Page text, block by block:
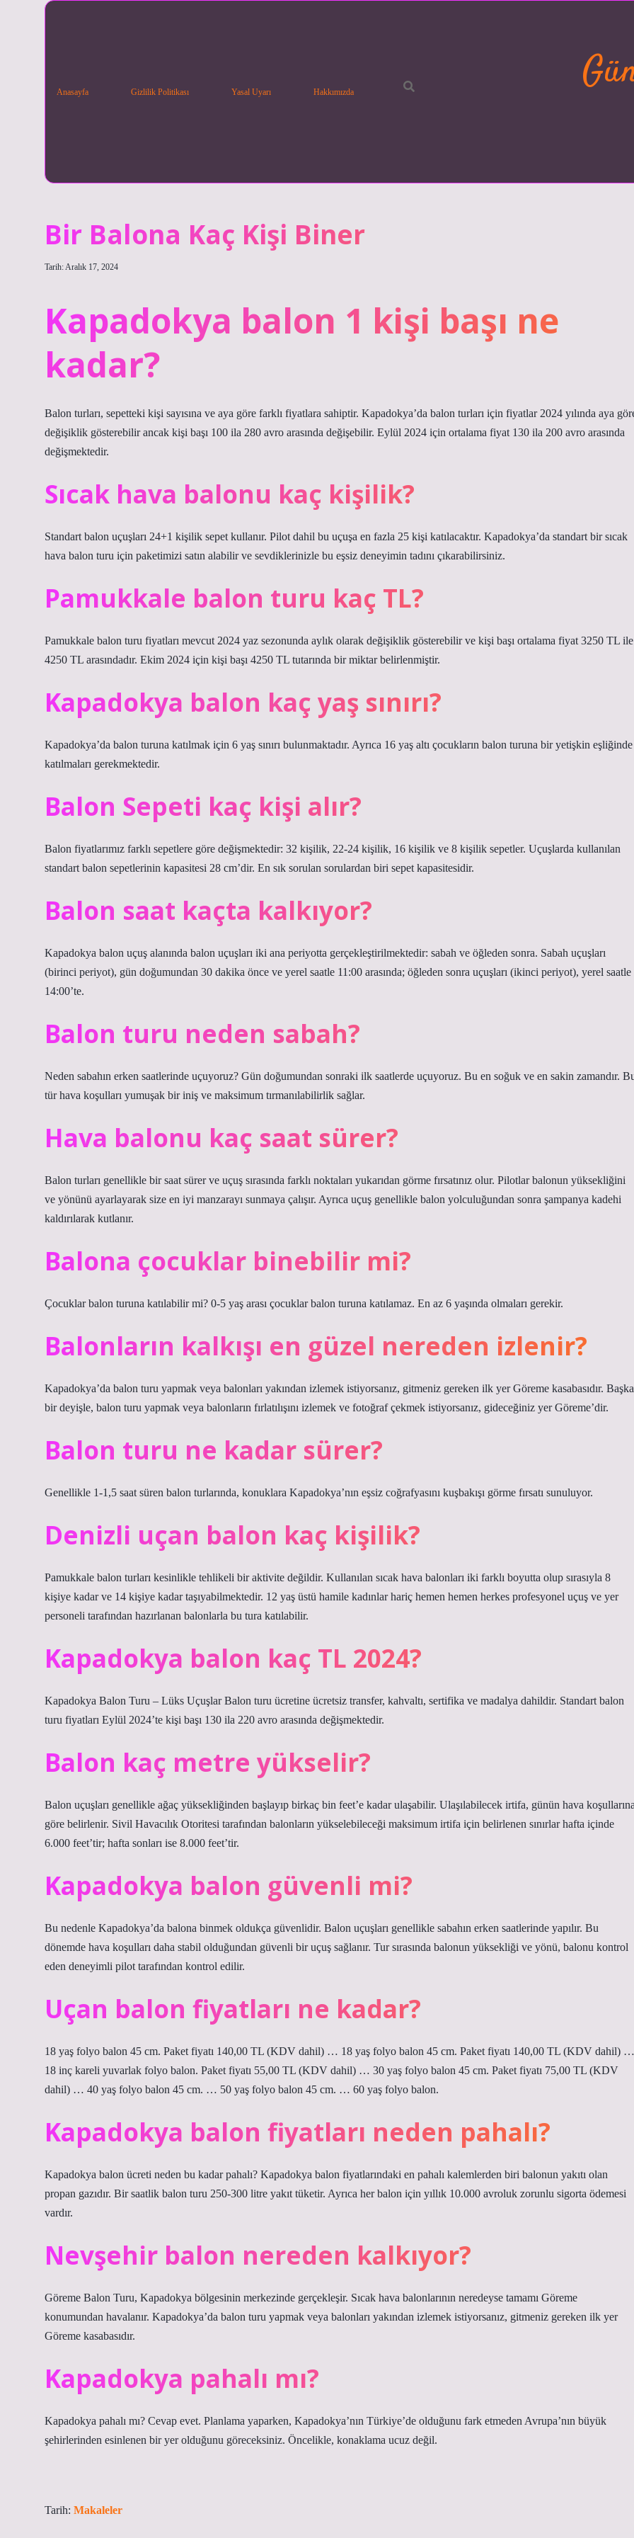
Anasayfa Gizlilik Politikası Yasal Uyarı Hakkımızda
Bir Balona Kaç Kişi Biner
Tarih: Aralık 17, 2024
Kapadokya balon 1 kişi başı ne
kadar?
Balon turları, sepetteki kişi sayısına ve aya göre farklı fiyatlara sahiptir. Kapadokya’da balon turları için fiyatlar 2024 yılında aya
değişiklik gösterebilir ancak kişi başı 100 ila 280 avro arasında değişebilir. Eylül 2024 için ortalama fiyat 130 ila 200 avro arasında
değişmektedir.
Sıcak hava balonu kaç kişilik?
Standart balon uçuşları 24+1 kişilik sepet kullanır. Pilot dahil bu uçuşa en fazla 25 kişi katılacaktır. Kapadokya’da standart bir sıcak
hava balon turu için paketimizi satın alabilir ve sevdiklerinizle bu eşsiz deneyimin tadını çıkarabilirsiniz.
Pamukkale balon turu kaç TL?
Pamukkale balon turu fiyatları mevcut 2024 yaz sezonunda aylık olarak değişiklik gösterebilir ve kişi başı ortalama fiyat 3250 TL ile
4250 TL arasındadır. Ekim 2024 için kişi başı 4250 TL tutarında bir miktar belirlenmiştir.
Kapadokya balon kaç yaş sınırı?
Kapadokya’da balon turuna katılmak için 6 yaş sınırı bulunmaktadır. Ayrıca 16 yaş altı çocukların balon turuna bir yetişkin eşliğinde
katılmaları gerekmektedir.
Balon Sepeti kaç kişi alır?
Balon fiyatlarımız farklı sepetlere göre değişmektedir: 32 kişilik, 22-24 kişilik, 16 kişilik ve 8 kişilik sepetler. Uçuşlarda kullanılan
standart balon sepetlerinin kapasitesi 28 cm’dir. En sık sorulan sorulardan biri sepet kapasitesidir.
Balon saat kaçta kalkıyor?
Kapadokya balon uçuş alanında balon uçuşları iki ana periyotta gerçekleştirilmektedir: sabah ve öğleden sonra. Sabah uçuşları
(birinci periyot), gün doğumundan 30 dakika önce ve yerel saatle 11:00 arasında; öğleden sonra uçuşları (ikinci periyot), yerel saatle
14:00’te.
Balon turu neden sabah?
Neden sabahın erken saatlerinde uçuyoruz? Gün doğumundan sonraki ilk saatlerde uçuyoruz. Bu en soğuk ve en sakin zamandır.
tür hava koşulları yumuşak bir iniş ve maksimum tırmanılabilirlik sağlar.
Hava balonu kaç saat sürer?
Balon turları genellikle bir saat sürer ve uçuş sırasında farklı noktaları yukarıdan görme fırsatınız olur. Pilotlar balonun yüksekliğini
ve yönünü ayarlayarak size en iyi manzarayı sunmaya çalışır. Ayrıca uçuş genellikle balon yolculuğundan sonra şampanya kadehi
kaldırılarak kutlanır.
Balona çocuklar binebilir mi?
Çocuklar balon turuna katılabilir mi? 0-5 yaş arası çocuklar balon turuna katılamaz. En az 6 yaşında olmaları gerekir.
Balonların kalkışı en güzel nereden izlenir?
Kapadokya’da balon turu yapmak veya balonları yakından izlemek istiyorsanız, gitmeniz gereken ilk yer Göreme kasabasıdır. Başka
bir deyişle, balon turu yapmak veya balonların fırlatılışını izlemek ve fotoğraf çekmek istiyorsanız, gideceğiniz yer Göreme’dir.
Balon turu ne kadar sürer?
Genellikle 1-1,5 saat süren balon turlarında, konuklara Kapadokya’nın eşsiz coğrafyasını kuşbakışı görme fırsatı sunuluyor.
Denizli uçan balon kaç kişilik?
Pamukkale balon turları kesinlikle tehlikeli bir aktivite değildir. Kullanılan sıcak hava balonları iki farklı boyutta olup sırasıyla 8
kişiye kadar ve 14 kişiye kadar taşıyabilmektedir. 12 yaş üstü hamile kadınlar hariç hemen hemen herkes profesyonel uçuş ve yer
personeli tarafından hazırlanan balonlarla bu tura katılabilir.
Kapadokya balon kaç TL 2024?
Kapadokya Balon Turu – Lüks Uçuşlar Balon turu ücretine ücretsiz transfer, kahvaltı, sertifika ve madalya dahildir. Standart balon
turu fiyatları Eylül 2024’te kişi başı 130 ila 220 avro arasında değişmektedir.
Balon kaç metre yükselir?
Balon uçuşları genellikle ağaç yüksekliğinden başlayıp birkaç bin feet’e kadar ulaşabilir. Ulaşılabilecek irtifa, günün hava
göre belirlenir. Sivil Havacılık Otoritesi tarafından balonların yükselebileceği maksimum irtifa için belirlenen sınırlar hafta içinde
6.000 feet’tir; hafta sonları ise 8.000 feet’tir.
Kapadokya balon güvenli mi?
Bu nedenle Kapadokya’da balona binmek oldukça güvenlidir. Balon uçuşları genellikle sabahın erken saatlerinde yapılır. Bu
dönemde hava koşulları daha stabil olduğundan güvenli bir uçuş sağlanır. Tur sırasında balonun yüksekliği ve yönü, balonu kontrol
eden deneyimli pilot tarafından kontrol edilir.
Uçan balon fiyatları ne kadar?
18 yaş folyo balon 45 cm. Paket fiyatı 140,00 TL (KDV dahil) … 18 yaş folyo balon 45 cm. Paket fiyatı 140,00 TL (KDV dahil) …
18 inç kareli yuvarlak folyo balon. Paket fiyatı 55,00 TL (KDV dahil) … 30 yaş folyo balon 45 cm. Paket fiyatı 75,00 TL (KDV
dahil) … 40 yaş folyo balon 45 cm. … 50 yaş folyo balon 45 cm. … 60 yaş folyo balon.
Kapadokya balon fiyatları neden pahalı?
Kapadokya balon ücreti neden bu kadar pahalı? Kapadokya balon fiyatlarındaki en pahalı kalemlerden biri balonun yakıtı olan
propan gazıdır. Bir saatlik balon turu 250-300 litre yakıt tüketir. Ayrıca her balon için yıllık 10.000 avroluk zorunlu sigorta ödemesi
vardır.
Nevşehir balon nereden kalkıyor?
Göreme Balon Turu, Kapadokya bölgesinin merkezinde gerçekleşir. Sıcak hava balonlarının neredeyse tamamı Göreme
konumundan havalanır. Kapadokya’da balon turu yapmak veya balonları yakından izlemek istiyorsanız, gitmeniz gereken ilk yer
Göreme kasabasıdır.
Kapadokya pahalı mı?
Kapadokya pahalı mı? Cevap evet. Planlama yaparken, Kapadokya’nın Türkiye’de olduğunu fark etmeden Avrupa’nın büyük
şehirlerinden esinlenen bir yer olduğunu göreceksiniz. Öncelikle, konaklama ucuz değil.
Tarih: Makaleler